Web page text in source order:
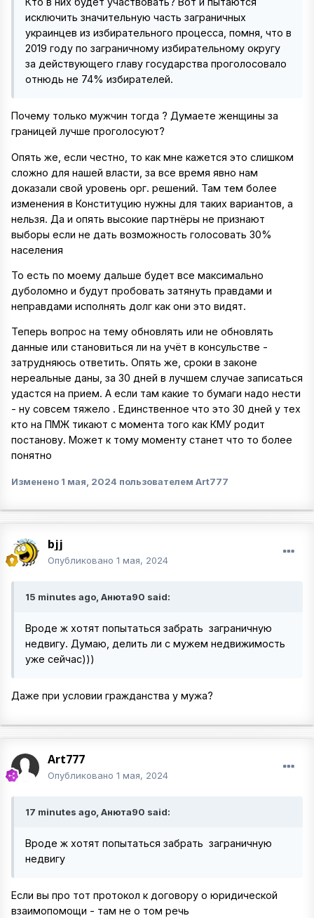
исключить значительную часть заграничных
украинцев из избирательного процесса, помня, что в
2019 году по заграничному избирательному округу
за действующего главу государства проголосовало
отнюдь не 74% избирателей.
Почему только мужчин тогда ? Думаете женщины за
границей лучше проголосуют?
Опять же, если честно, то как мне кажется это слишком
сложно для нашей власти, за все время явно нам
доказали свой уровень орг. решений. Там тем более
изменения в Конституцию нужны для таких вариантов, а
нельзя. Да и опять высокие партнёры не признают
выборы если не дать возможность голосовать 30%
населения
То есть по моему дальше будет все максимально
дуболомно и будут пробовать затянуть правдами и
неправдами исполнять долг как они это видят.
Теперь вопрос на тему обновлять или не обновлять
данные или становиться ли на учёт в консульстве -
затрудняюсь ответить. Опять же, сроки в законе
нереальные даны, за 30 дней в лучшем случае записаться
удастся на прием. А если там какие то бумаги надо нести
- ну совсем тяжело . Единственное что это 30 дней у тех
кто на ПМЖ тикают с момента того как КМУ родит
постанову. Может к тому моменту станет что то более
понятно
Изменено 1 мая, 2024 пользователем Art777
bjj
Опубликовано 1 мая, 2024
15 minutes ago, Анюта90 said:
Вроде ж хотят попытаться забрать заграничную
недвигу. Думаю, делить ли с мужем недвижимость
уже сейчас)))
Даже при условии гражданства у мужа?
Art777
Опубликовано 1 мая, 2024
17 minutes ago, Анюта90 said:
Вроде ж хотят попытаться забрать заграничную
недвигу
Если вы про тот протокол к договору о юридической
взаимопомощи - там не о том речь